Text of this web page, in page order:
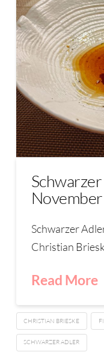
Schwarzer
Christian
Read More
CHRISTIAN BRIESKE
SCHWARZER ADLER